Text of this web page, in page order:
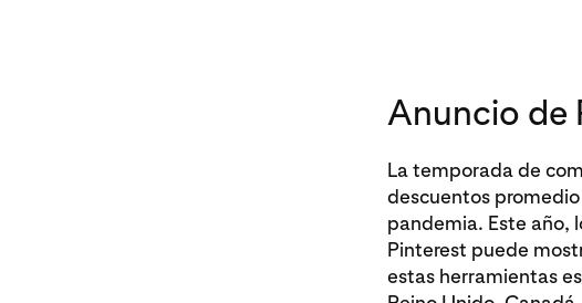
Anuncio de
La temporada de
descuentos
pandemia. Este año,
Pinterest puede
estas herramientas